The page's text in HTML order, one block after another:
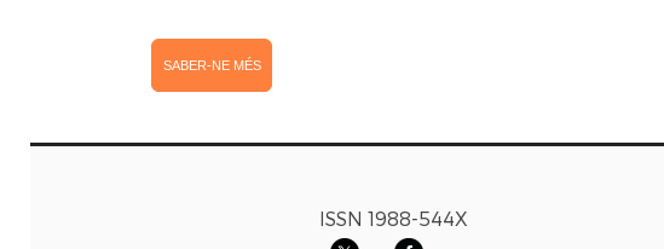
SABER-NE MÉS
ISSN 1988-544X